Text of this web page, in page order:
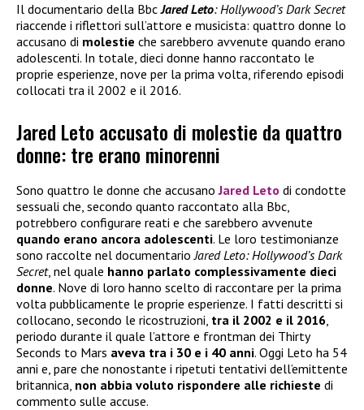
Il documentario della BbcJared Leto: Hollywood’s Dark Secret
riaccende i riflettori sull’attore e musicista: quattro donne lo
accusano di molestie che sarebbero avvenute quando erano
adolescenti. In totale, dieci donne hanno raccontato le
proprie esperienze, nove per la prima volta, riferendo episodi
collocati tra il 2002 e il 2016.
Jared Leto accusato di molestie da quattro
donne: tre erano minorenni
Sono quattro le donne che accusanoJared Leto di condotte
sessuali che, secondo quanto raccontato alla Bbc,
potrebbero configurare reati e che sarebbero avvenute
quando erano ancora adolescenti. Le loro testimonianze
sono raccolte nel documentario Jared Leto: Hollywood’s Dark
Secret, nel quale hanno parlato complessivamente dieci
donne. Nove di loro hanno scelto di raccontare per la prima
volta pubblicamente le proprie esperienze. I fatti descritti si
collocano, secondo le ricostruzioni, tra il 2002 e il 2016
periodo durante il quale l’attore e frontman dei Thirty
Seconds to Mars aveva tra i 30 e i 40 anni. Oggi Leto ha 54
anni e, pare che nonostante i ripetuti tentativi dell’emittente
britannica, non abbia voluto rispondere alle richieste di
commento sulle accuse.